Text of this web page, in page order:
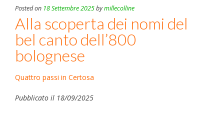
Posted on 18 Settembre 2025bymillecolline
Alla scoperta dei nomi del
bel canto dell’800
bolognese
Quattro passi in Certosa
Pubblicato il 18/09/2025